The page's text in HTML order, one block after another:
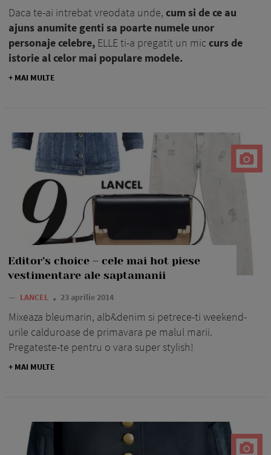
Daca te-ai intrebat vreodata unde, cum si de ce au
ajuns anumite genti sa poarte numele unor
personaje celebre, ELLE ti-a pregatit un miccurs de
istorie al celor mai populare modele.
+ MAI MULTE
Editor’s choice – cele mai hot piese
vestimentare ale saptamanii
— LANCEL 23 aprilie 2014
Mixeaza bleumarin, alb&denim si petrece-ti weekend-
urile calduroase de primavara pe malul marii.
Pregateste-te pentru o vara super stylish!
+ MAI MULTE